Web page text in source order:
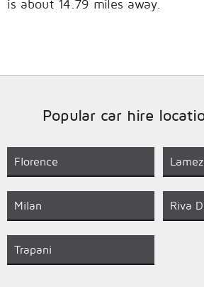
is about 14.79 miles away.
Popular car hire
Florence
Milan Riva
Trapani